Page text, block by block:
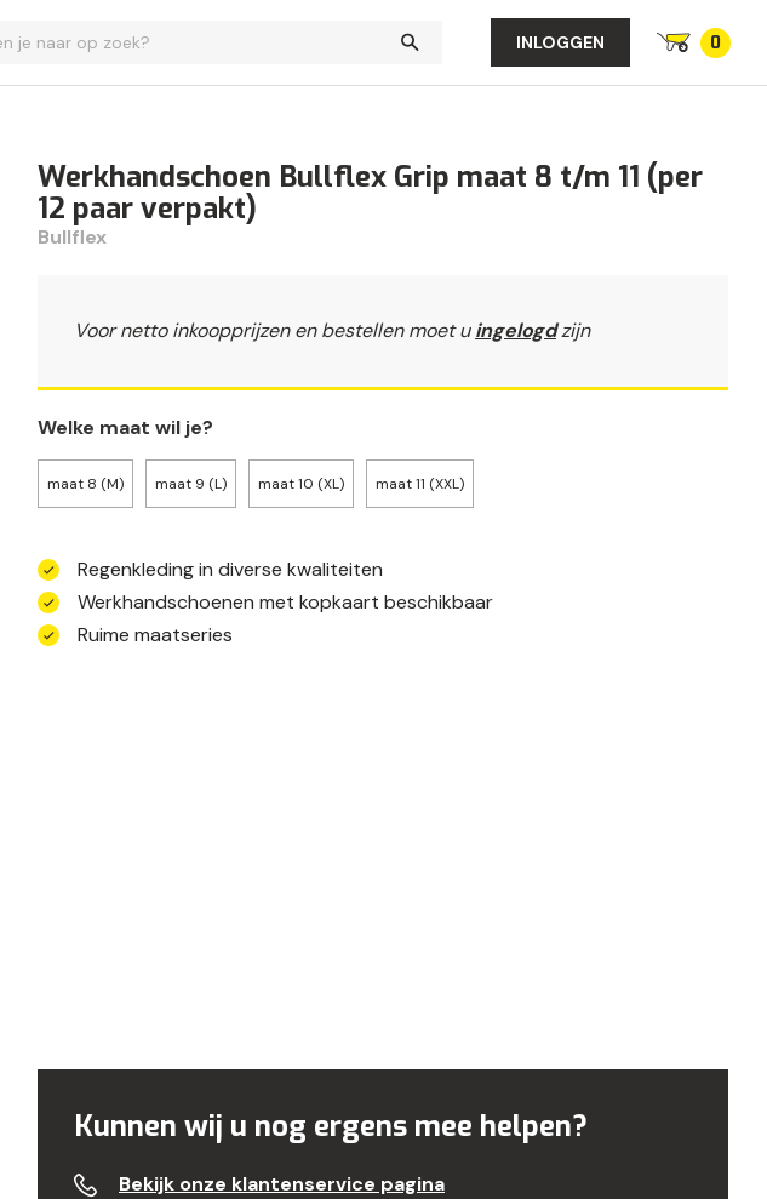
INLOGGEN 0
Werkhandschoen Bullflex Grip maat 8 t/m 11 (per
12 paar verpakt)
Bullflex
Voor netto inkoopprijzen en bestellen moet uingelogdzijn
Welke maat wil je?
maat 8 (M) maat 9 (L) maat 10 (XL) maat 11 (XXL)
Regenkleding in diverse kwaliteiten
Werkhandschoenen met kopkaart beschikbaar
Ruime maatseries
Kunnen wij u nog ergens mee helpen?
Bekijk onze klantenservice pagina